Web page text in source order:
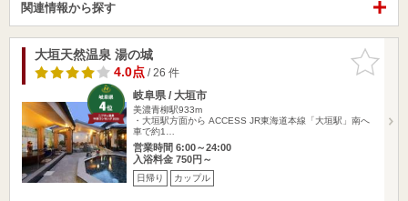
関連情報から探す
お気に入
りに追加
大垣天然温泉 湯の城
4.0点/ 26 件
岐阜県 / 大垣市
美濃青柳駅933m
・大垣駅方面から ACCESS JR東海道本線「大垣駅」南へ
車で約1…
営業時間 6:00～24:00
入浴料金 750円～
日帰り カップル